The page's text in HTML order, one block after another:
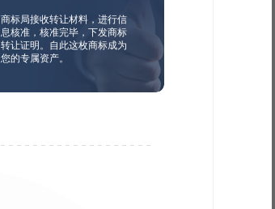
商标局接收转让材料，进行信
息核准，核准完毕，下发商标
转让证明。自此这枚商标成为
您的专属资产。